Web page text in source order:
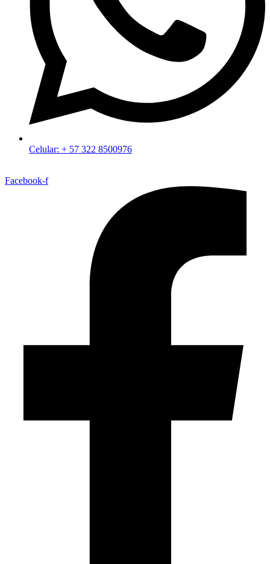
Celular: + 57 322 8500976
Facebook-f